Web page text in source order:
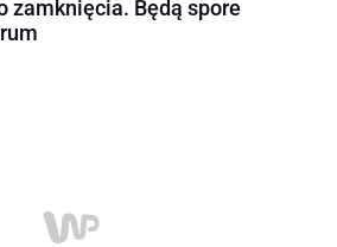
zamknięcia. Będą spore